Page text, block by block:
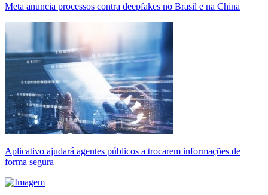
Meta anuncia processos contra deepfakes no Brasil e na China
Aplicativo ajudará agentes públicos a trocarem informações de
forma segura